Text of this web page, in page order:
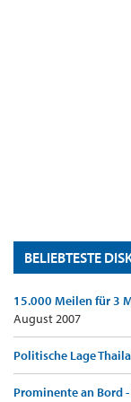
BELIEBTESTE
15.000 Meilen für 3
August 2007
Politische Lage
Prominente an Bord